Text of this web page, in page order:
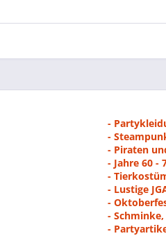
-
-
- Piraten
- Jahre 60 -
-
- Lustige
-
-
-